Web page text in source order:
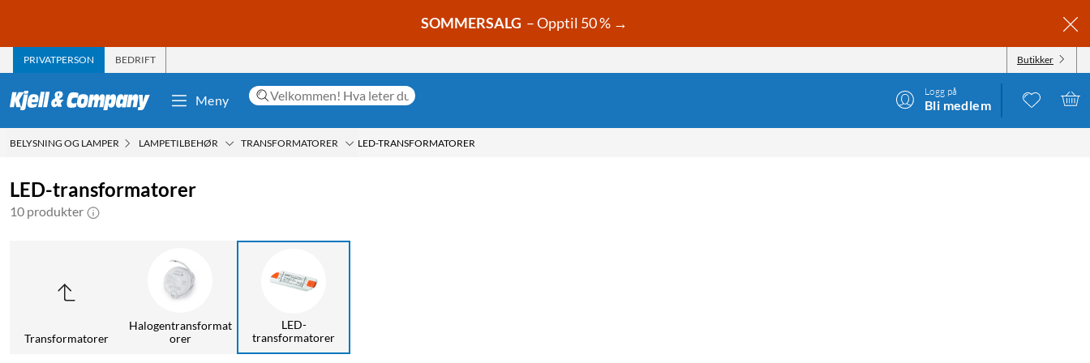
SOMMERSALG – Opptil 50 % →
PRIVATPERSON BEDRIFT Butikker
Meny
Logg på
Bli medlem
BELYSNING OG LAMPER LAMPETILBEHØR TRANSFORMATORER LED-TRANSFORMATORER
LED-transformatorer
10 produkter
Transformatorer
Halogentransformat
orer
LED-
transformatorer